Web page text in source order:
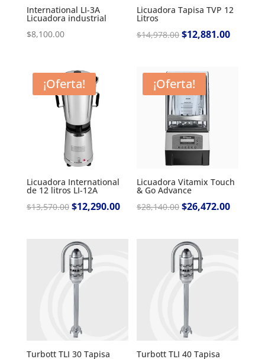
International LI-3A
Licuadora industrial
$8,100.00
Licuadora Tapisa TVP 12
Litros
$14,978.00 Original
$14,978.00.
$12,881.00Current
¡Oferta!
Licuadora International
de 12 litros LI-12A
$13,570.00 Original
$13,570.00.
$12,290.00Current
¡Oferta!
Licuadora Vitamix Touch
& Go Advance
$28,140.00 Original
$28,140.00.
$26,472.00Current
Turbott TLI 30 Tapisa Turbott TLI 40 Tapisa